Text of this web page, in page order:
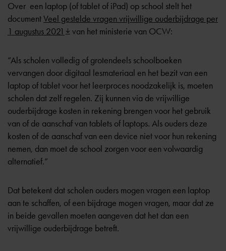
Over een laptop (of tablet of iPad) op school stelt het
documentVeel gestelde vragen vrijwillige ouderbijdrage per
1 augustus 2021
van het ministerie van OCW:
“Als scholen volledig of grotendeels schoolboeken
vervangen door digitaal lesmateriaal en het bezit van een
laptop of tablet voor het leerproces noodzakelijk is, moeten
scholen dat zelf regelen. Zij kunnen via de vrijwillige
ouderbijdrage kosten in rekening brengen voor het gebruik
van of de aanschaf van tablets of laptops. Als ouders deze
kosten of de aanschaf van een device niet voor hun rekening
nemen, dan moet de school zorgen voor een volwaardig
alternatief.”
Dat betekent dat scholen ouders mogen vragen een laptop
aan te schaffen, of een bijdrage mogen vragen, maar dat ze
in beide gevallen moeten aangeven dat het dan een
vrijwillige ouderbijdrage betreft.